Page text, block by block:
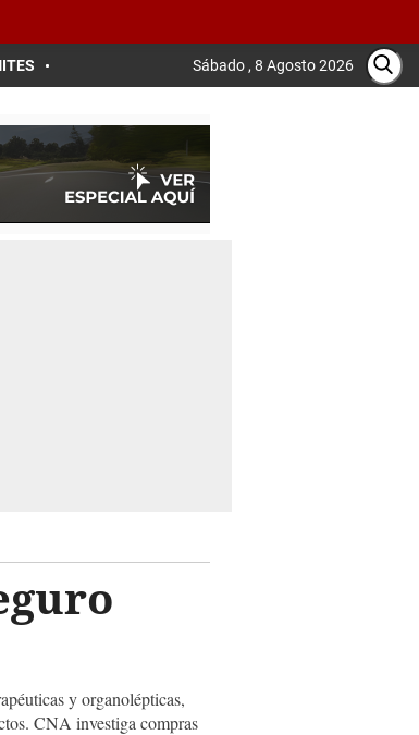
Sábado , 8 Agosto 2026
y organolépticas,
CNA investiga compras